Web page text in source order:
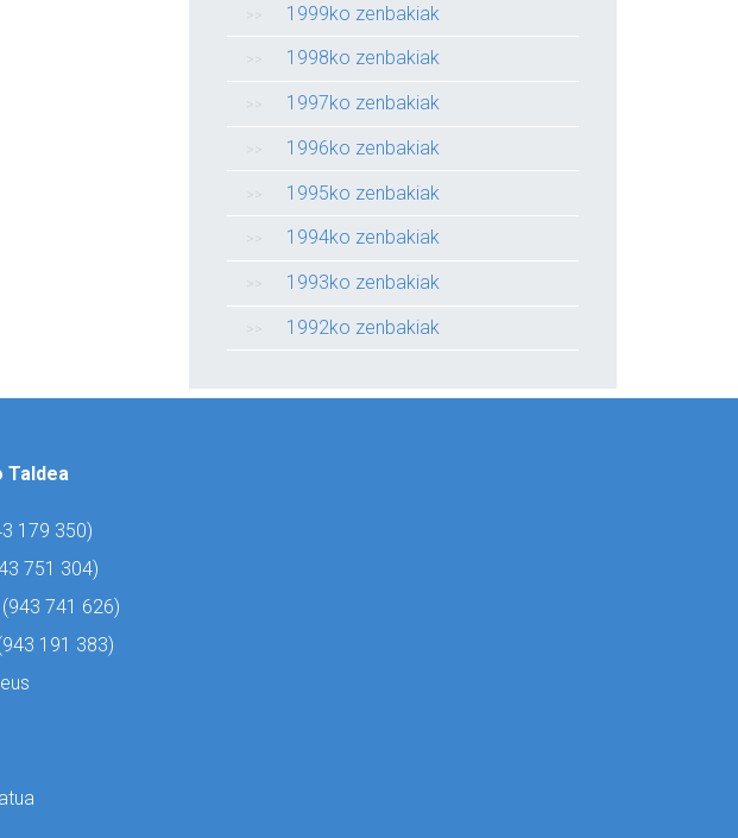
1999ko zenbakiak
1998ko zenbakiak
1997ko zenbakiak
1996ko zenbakiak
1995ko zenbakiak
1994ko zenbakiak
1993ko zenbakiak
1992ko zenbakiak
Taldea
179 350)
751 304)
943 741 626)
943 191 383)